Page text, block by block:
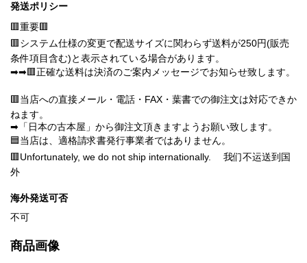
発送ポリシー
🟥重要🟥
🟥システム仕様の変更で配送サイズに関わらず送料が250円(販売
条件項目含む)と表示されている場合があります。
➡➡🟥正確な送料は決済のご案内メッセージでお知らせ致します。
🟥当店への直接メール・電話・FAX・葉書での御注文は対応できか
ねます。
➡「日本の古本屋」から御注文頂きますようお願い致します。
🟦当店は、適格請求書発行事業者ではありません。
🟥Unfortunately, we do not ship internationally. 我们不运送到国
外
海外発送可否
不可
商品画像